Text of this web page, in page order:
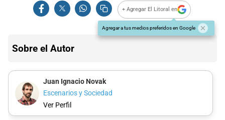
+ Agregar El Litoral en
Agregar a tus medios preferidos en Google
Sobre el Autor
Juan Ignacio Novak
Escenarios y Sociedad
Ver Perfil